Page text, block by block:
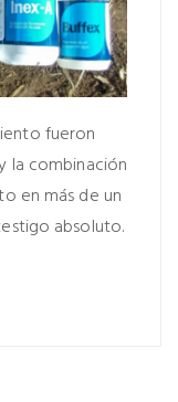
fueron
la combinación
en más de un
absoluto.